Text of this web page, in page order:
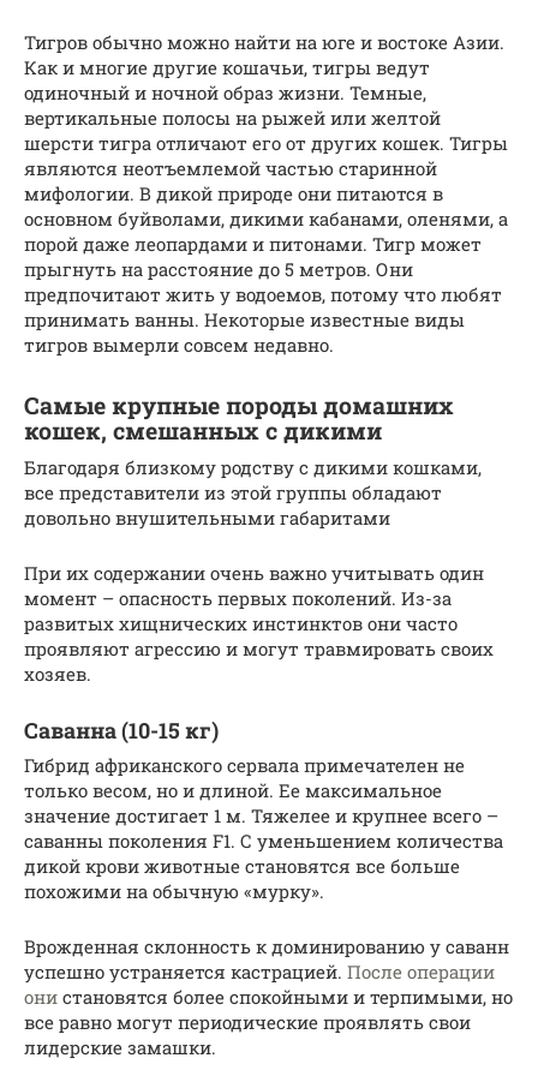
Тигров обычно можно найти на юге и востоке Азии.
Как и многие другие кошачьи, тигры ведут
одиночный и ночной образ жизни. Темные,
вертикальные полосы на рыжей или желтой
шерсти тигра отличают его от других кошек. Тигры
являются неотъемлемой частью старинной
мифологии. В дикой природе они питаются в
основном буйволами, дикими кабанами, оленями, а
порой даже леопардами и питонами. Тигр может
прыгнуть на расстояние до 5 метров. Они
предпочитают жить у водоемов, потому что любят
принимать ванны. Некоторые известные виды
тигров вымерли совсем недавно.
Самые крупные породы домашних
кошек, смешанных с дикими
Благодаря близкому родству с дикими кошками,
все представители из этой группы обладают
довольно внушительными габаритами
При их содержании очень важно учитывать один
момент – опасность первых поколений. Из-за
развитых хищнических инстинктов они часто
проявляют агрессию и могут травмировать своих
хозяев.
Саванна (10-15 кг)
Гибрид африканского сервала примечателен не
только весом, но и длиной. Ее максимальное
значение достигает 1 м. Тяжелее и крупнее всего –
саванны поколения F1. С уменьшением количества
дикой крови животные становятся все больше
похожими на обычную «мурку».
Врожденная склонность к доминированию у саванн
успешно устраняется кастрацией. После операции
они становятся более спокойными и терпимыми, но
все равно могут периодические проявлять свои
лидерские замашки.